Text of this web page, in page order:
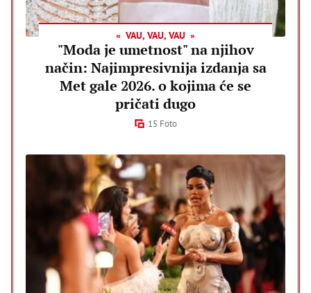
VAU, VAU, VAU
"Moda je umetnost" na njihov
način: Najimpresivnija izdanja sa
Met gale 2026. o kojima će se
pričati dugo
15 Foto